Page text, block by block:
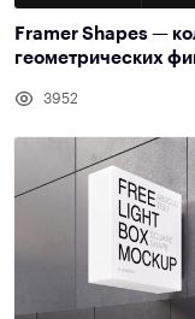
Framer Shapes —
геометрических
3952